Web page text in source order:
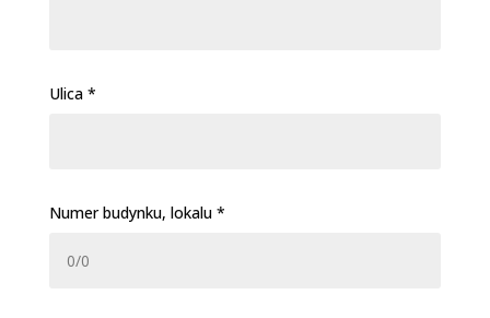
Ulica *
Numer budynku, lokalu *